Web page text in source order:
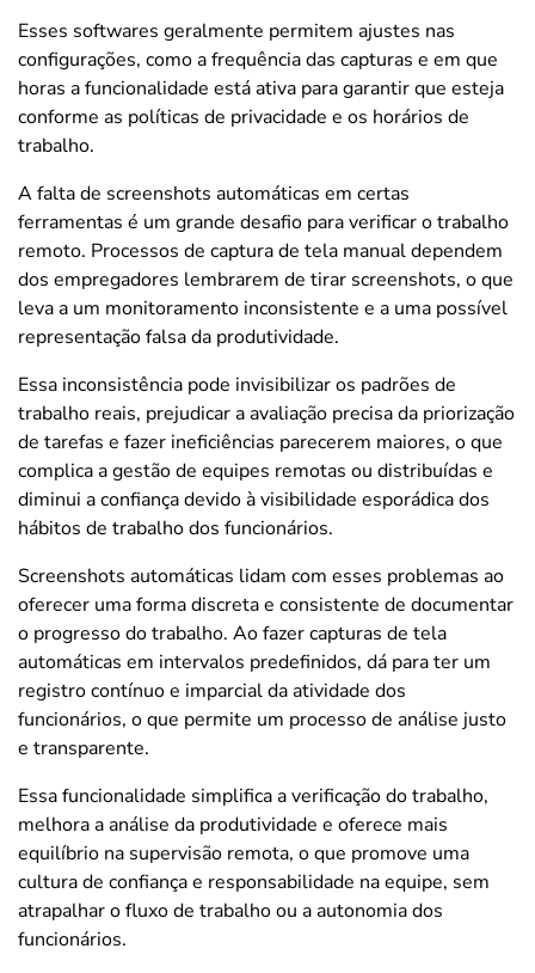
Esses softwares geralmente permitem ajustes nas
configurações, como a frequência das capturas e em que
horas a funcionalidade está ativa para garantir que esteja
conforme as políticas de privacidade e os horários de
trabalho.
A falta de screenshots automáticas em certas
ferramentas é um grande desafio para verificar o trabalho
remoto. Processos de captura de tela manual dependem
dos empregadores lembrarem de tirar screenshots, o que
leva a um monitoramento inconsistente e a uma possível
representação falsa da produtividade.
Essa inconsistência pode invisibilizar os padrões de
trabalho reais, prejudicar a avaliação precisa da priorização
de tarefas e fazer ineficiências parecerem maiores, o que
complica a gestão de equipes remotas ou distribuídas e
diminui a confiança devido à visibilidade esporádica dos
hábitos de trabalho dos funcionários.
Screenshots automáticas lidam com esses problemas ao
oferecer uma forma discreta e consistente de documentar
o progresso do trabalho. Ao fazer capturas de tela
automáticas em intervalos predefinidos, dá para ter um
registro contínuo e imparcial da atividade dos
funcionários, o que permite um processo de análise justo
e transparente.
Essa funcionalidade simplifica a verificação do trabalho,
melhora a análise da produtividade e oferece mais
equilíbrio na supervisão remota, o que promove uma
cultura de confiança e responsabilidade na equipe, sem
atrapalhar o fluxo de trabalho ou a autonomia dos
funcionários.